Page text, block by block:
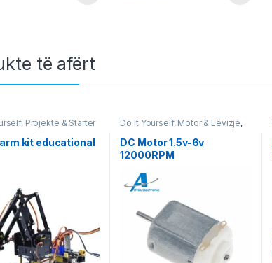
të afërt
, Projekte & Starter
kit educational
Do It Yourself, Motor & Lëvizje,
DC Motor 1.5v-6v
12000RPM